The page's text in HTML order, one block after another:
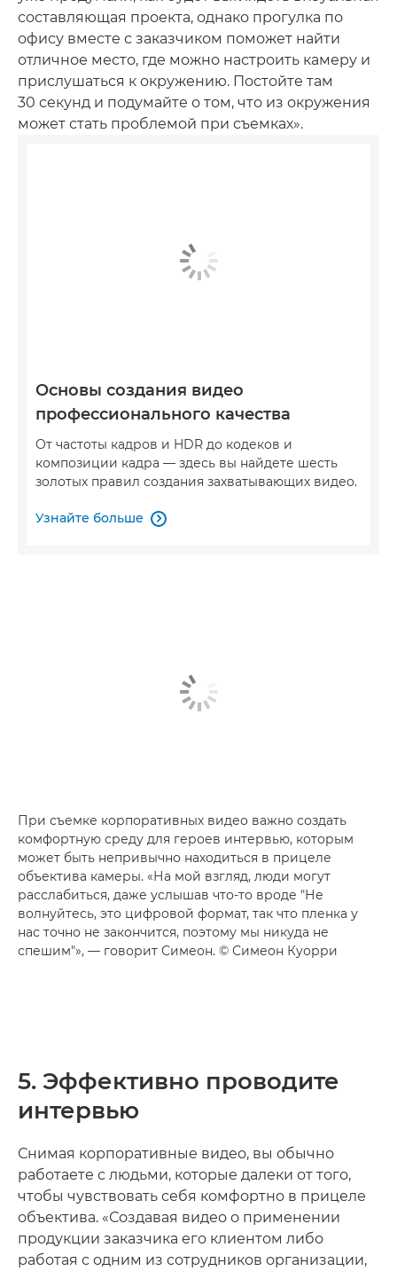
составляющая проекта, однако прогулка по
офису вместе с заказчиком поможет найти
отличное место, где можно настроить камеру и
прислушаться к окружению. Постойте там
30 секунд и подумайте о том, что из окружения
может стать проблемой при съемках».
Основы создания видео
профессионального качества
От частоты кадров и HDR до кодеков и
композиции кадра — здесь вы найдете шесть
золотых правил создания захватывающих видео.
Узнайте больше 
При съемке корпоративных видео важно создать
комфортную среду для героев интервью, которым
может быть непривычно находиться в прицеле
объектива камеры. «На мой взгляд, люди могут
расслабиться, даже услышав что-то вроде "Не
волнуйтесь, это цифровой формат, так что пленка у
нас точно не закончится, поэтому мы никуда не
спешим"», — говорит Симеон. © Симеон Куорри
5. Эффективно проводите
интервью
Снимая корпоративные видео, вы обычно
работаете с людьми, которые далеки от того,
чтобы чувствовать себя комфортно в прицеле
объектива. «Создавая видео о применении
продукции заказчика его клиентом либо
работая с одним из сотрудников организации,